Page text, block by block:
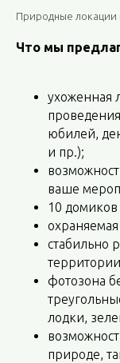
Природные локации
Что мы
ухоженная
юбилей,
и пр.);
ваше
10
стабильно
фотозона
лодки,
природе,